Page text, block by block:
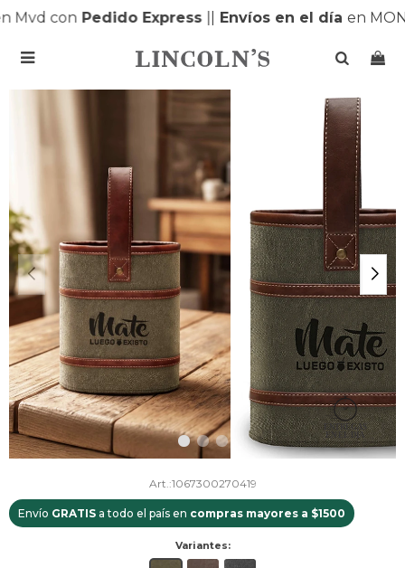
conPedido Express|| Envíos en el díaen

1067300270419
Envío GRATIS a todo el país en compras mayores a $1500
Variantes: